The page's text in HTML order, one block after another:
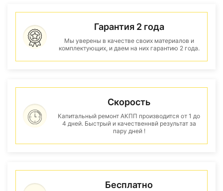
Гарантия 2 года
Мы уверены в качестве своих материалов и
комплектующих, и даем на них гарантию 2 года.
Скорость
Капитальный ремонт АКПП производится от 1 до
4 дней. Быстрый и качественнвй результат за
пару дней !
Бесплатно